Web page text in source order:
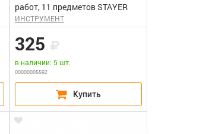
работ, 11 предметов STAYER
ИНСТРУМЕНТ
325
в наличии: 5 шт.
00000005592